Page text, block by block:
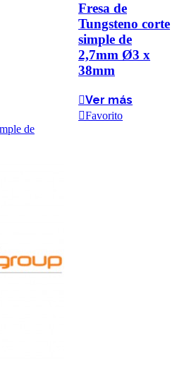
Fresa de
Tungsteno corte
simple de
2,7mm Ø3 x
38mm
Ver más
Favorito